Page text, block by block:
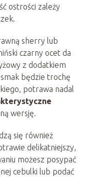
ostrości zależy
sherry lub
czarny ocet da
z dodatkiem
będzie trochę
potrawa nadal
wersję.
się również
delikatniejszy,
możesz posypać
cebulki lub podać